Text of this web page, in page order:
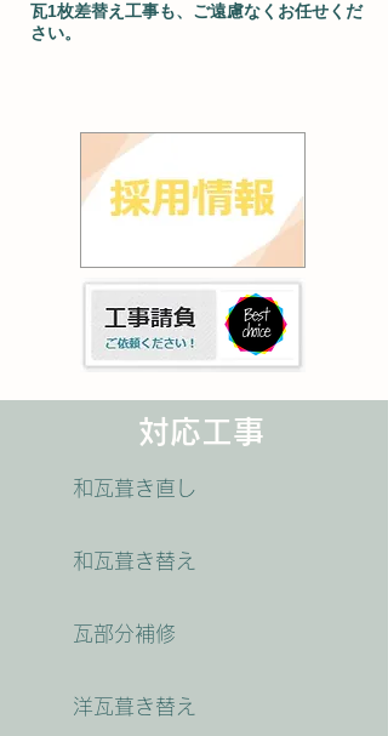
瓦1枚差替え工事も、ご遠慮なくお任せくだ
さい。
対応工事
和瓦葺き直し
和瓦葺き替え
瓦部分補修
洋瓦葺き替え